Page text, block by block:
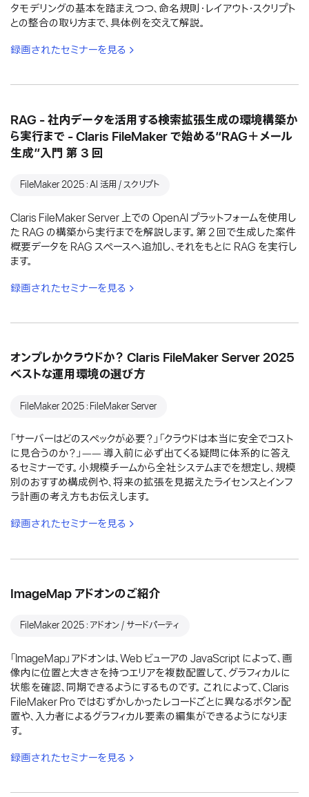
タモデリングの基本を踏まえつつ、命名規則・レイアウト・スクリプト
との整合の取り方まで、具体例を交えて解説。
録画されたセミナーを見る
RAG - 社内データを活用する検索拡張生成の環境構築か
ら実行まで - Claris FileMaker で始める“RAG＋メール
生成”入門 第 3 回
FileMaker 2025：AI 活用 / スクリプト
Claris FileMaker Server 上での OpenAI プラットフォームを使用し
た RAG の構築から実行までを解説します。第 2 回で生成した案件
概要データを RAG スペースへ追加し、それをもとに RAG を実行し
ます。
録画されたセミナーを見る
オンプレかクラウドか？ Claris FileMaker Server 2025
ベストな運用環境の選び方
FileMaker 2025：FileMaker Server
「サーバーはどのスペックが必要？」「クラウドは本当に安全でコスト
に見合うのか？」―― 導入前に必ず出てくる疑問に体系的に答え
るセミナーです。小規模チームから全社システムまでを想定し、規模
別のおすすめ構成例や、将来の拡張を見据えたライセンスとインフ
ラ計画の考え方もお伝えします。
録画されたセミナーを見る
ImageMap アドオンのご紹介
FileMaker 2025：アドオン / サードパーティ
「ImageMap」アドオンは、Web ビューアの JavaScript によって、画
像内に位置と大きさを持つエリアを複数配置して、グラフィカルに
状態を確認、同期できるようにするものです。 これによって、Claris
FileMaker Pro ではむずかしかったレコードごとに異なるボタン配
置や、入力者によるグラフィカル要素の編集ができるようになりま
す。
録画されたセミナーを見る